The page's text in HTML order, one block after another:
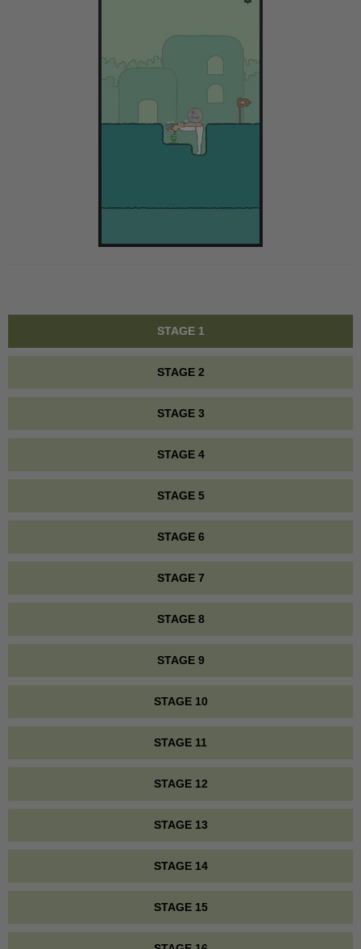
STAGE 1
STAGE 2
STAGE 3
STAGE 4
STAGE 5
STAGE 6
STAGE 7
STAGE 8
STAGE 9
STAGE 10
STAGE 11
STAGE 12
STAGE 13
STAGE 14
STAGE 15